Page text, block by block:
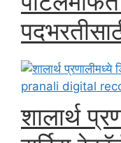
शालार्थ